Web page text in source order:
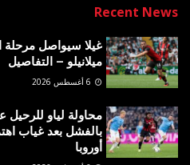
Recent News
غيلا سيواصل مرحلة
ميلانيلو – التفاصيل
محاولة لياو للرحيل
بالفشل بعد غياب
أوروبا